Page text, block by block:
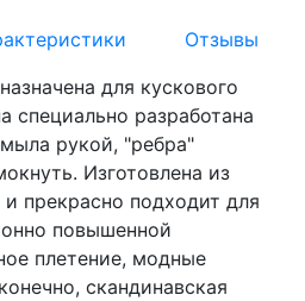
Отзывы
для кускового
специально разработана
рукой, "ребра"
Изготовлена из
и прекрасно подходит для
повышенной
плетение, модные
скандинавская